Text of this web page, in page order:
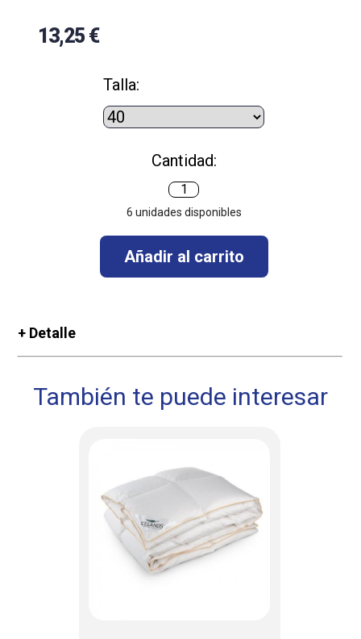
13,25 €
Talla:
Cantidad:
6 unidades disponibles
+ Detalle
También te puede interesar